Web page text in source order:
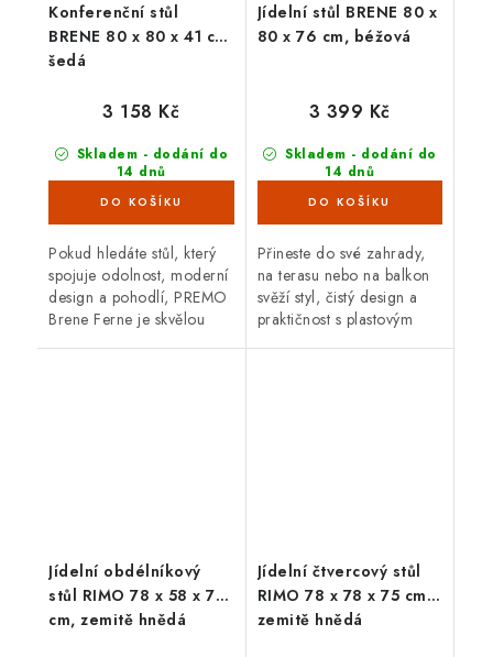
Konferenční stůl
BRENE 80 x 80 x 41 cm,
šedá
Skladem - dodání do
14 dnů
(6 ks)
3 158 Kč
Pokud hledáte stůl, který
spojuje odolnost, moderní
design a pohodlí, PREMO
Brene Ferne je skvělou
Jídelní stůl BRENE 80 x
80 x 76 cm, béžová
Skladem - dodání do
14 dnů
(3 ks)
3 399 Kč
Přineste do své zahrady,
na terasu nebo na balkon
svěží styl, čistý design a
praktičnost s plasto­vým
Jídelní obdélníkový
stůl RIMO 78 x 58 x 75
cm, zemitě hnědá
Jídelní čtvercový stůl
RIMO 78 x 78 x 75 cm,
zemitě hnědá